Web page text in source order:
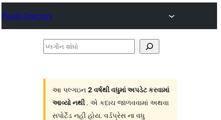
Plugin Directory
પ્લગીન
આ પલ્ગઇન 2 વર્ષથી વધુમાં અપડેટ કરવામાં
આવ્યો નથી . એ કદાચ જાળવવામાં અથવા
સપોર્ટેડ નહી હોય. વર્ડપ્રેસ ના વધુ